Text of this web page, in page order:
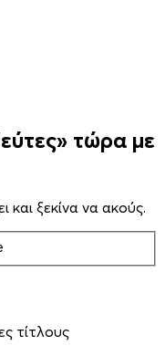
τώρα με
και ξεκίνα να ακούς.
τίτλους